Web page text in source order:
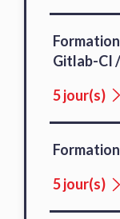
Gitlab-CI
5 jour(s)
5 jour(s)